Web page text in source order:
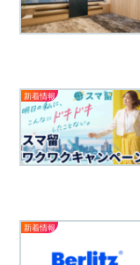
新着情報
新着情報